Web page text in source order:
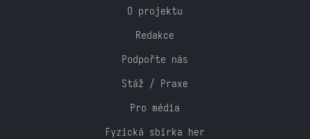
O projektu
Redakce
Podpořte nás
Stáž / Praxe
Pro média
Fyzická sbírka her